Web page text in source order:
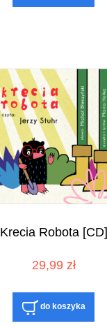
Krecia Robota [CD]
29,99 zł
do koszyka